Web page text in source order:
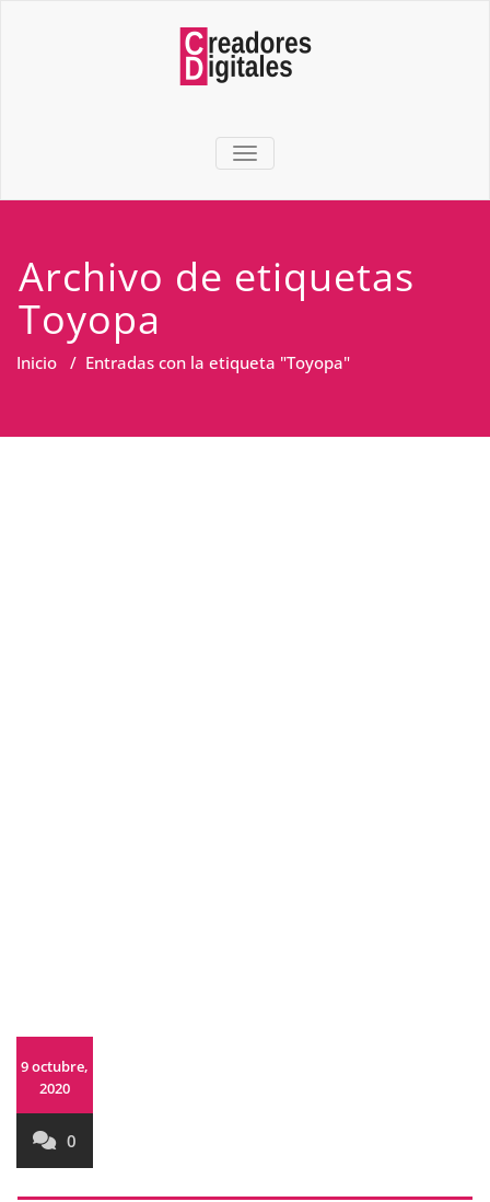
TOGGLE NAVIGATION
Archivo de etiquetas
Toyopa
Inicio / Entradas con la etiqueta "Toyopa"
9 octubre,
2020
0